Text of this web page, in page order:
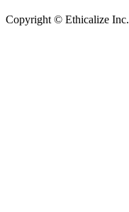
Copyright © Ethicalize Inc.